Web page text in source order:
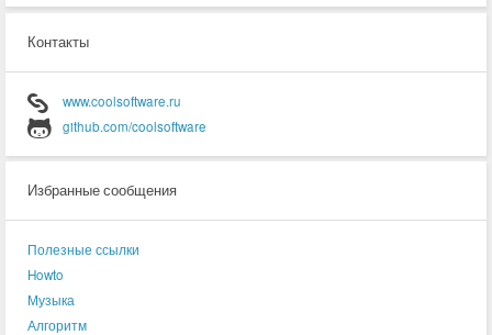
Контакты
www.coolsoftware.ru
github.com/coolsoftware
Избранные сообщения
Полезные ссылки
Howto
Музыка
Алгоритм